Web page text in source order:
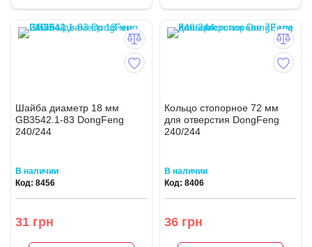
Шайба диаметр 18 мм
GB3542.1-83 DongFeng
240/244
В наличии
Код: 8456
31 грн
Кольцо стопорное 72 мм
для отверстия DongFeng
240/244
В наличии
Код: 8406
36 грн